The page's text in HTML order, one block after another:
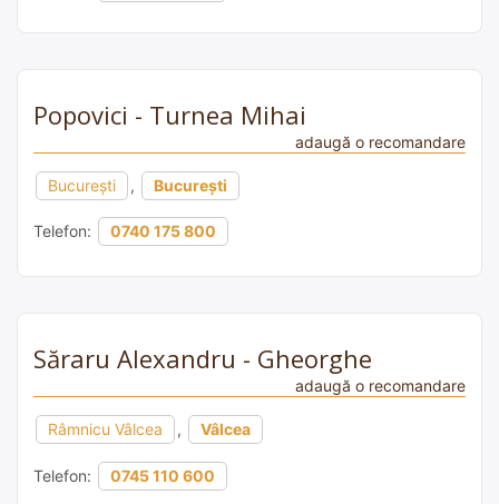
Popovici - Turnea Mihai
adaugă o recomandare
București , București
Telefon: 0740 175 800
Săraru Alexandru - Gheorghe
adaugă o recomandare
Râmnicu Vâlcea , Vâlcea
Telefon: 0745 110 600